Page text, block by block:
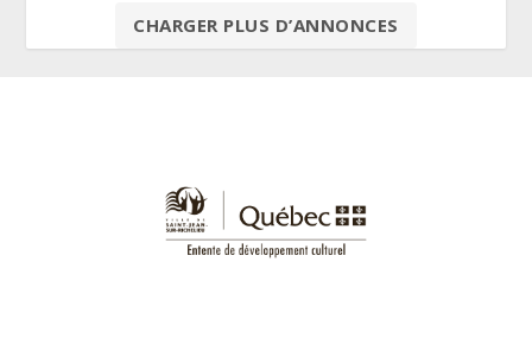
CHARGER PLUS D’ANNONCES